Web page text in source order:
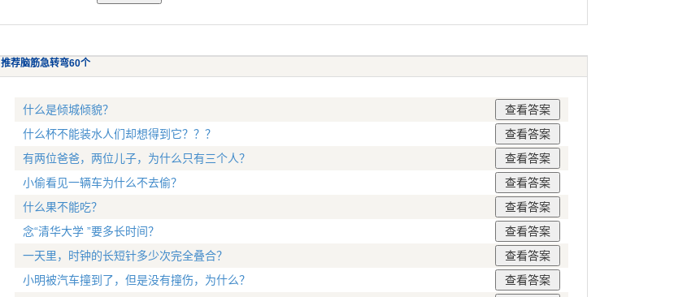
推荐脑筋急转弯60个
什么是倾城倾貌？
什么杯不能装水人们却想得到它？？？
有两位爸爸，两位儿子，为什么只有三个人？
小偷看见一辆车为什么不去偷？
什么果不能吃？
念“清华大学 ”要多长时间？
一天里，时钟的长短针多少次完全叠合？
小明被汽车撞到了，但是没有撞伤，为什么？